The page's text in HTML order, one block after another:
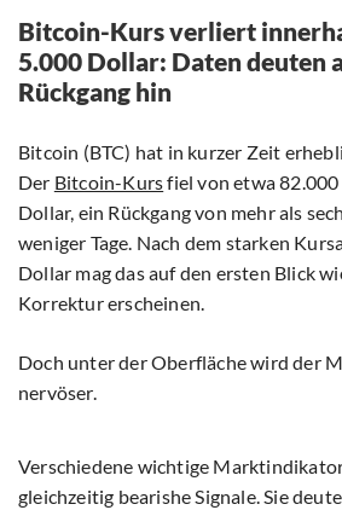
Bitcoin-Kurs verliert
5.000 Dollar: Daten deuten
Rückgang hin
Bitcoin (BTC) hat in kurzer Zeit
Der Bitcoin-Kursfiel von etwa
Dollar, ein Rückgang von mehr als
weniger Tage. Nach dem starken
Dollar mag das auf den ersten Blick
Korrektur erscheinen.
Doch unter der Oberfläche wird der
nervöser.
Verschiedene wichtige
gleichzeitig bearishe Signale. Sie